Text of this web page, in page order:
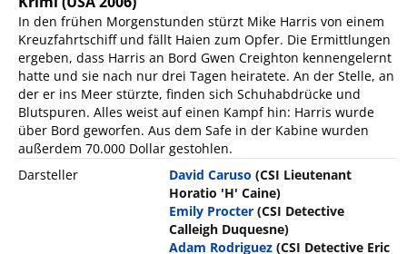
In den frühen Morgenstunden stürzt Mike Harris von einem
Kreuzfahrtschiff und fällt Haien zum Opfer. Die Ermittlungen
ergeben, dass Harris an Bord Gwen Creighton kennengelernt
hatte und sie nach nur drei Tagen heiratete. An der Stelle, an
der er ins Meer stürzte, finden sich Schuhabdrücke und
Blutspuren. Alles weist auf einen Kampf hin: Harris wurde
über Bord geworfen. Aus dem Safe in der Kabine wurden
außerdem 70.000 Dollar gestohlen.
Darsteller
David Caruso (CSI Lieutenant
Horatio 'H' Caine)
Emily Procter (CSI Detective
Calleigh Duquesne)
Adam Rodriguez (CSI Detective Eric